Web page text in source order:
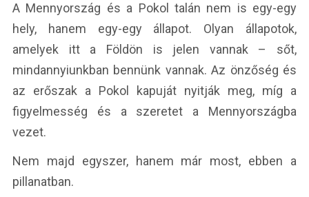
A Mennyország és a Pokol talán nem is egy-egy
hely, hanem egy-egy állapot. Olyan állapotok,
amelyek itt a Földön is jelen vannak – sőt,
mindannyiunkban bennünk vannak. Az önzőség és
az erőszak a Pokol kapuját nyitják meg, míg a
figyelmesség és a szeretet a Mennyországba
vezet.
Nem majd egyszer, hanem már most, ebben a
pillanatban.